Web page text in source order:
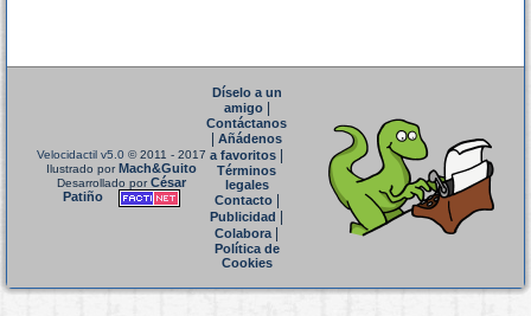
Velocidactil v5.0 © 2011 - 2017
Ilustrado porMach&Guito
Desarrollado porCésar
Patiño
Díselo a un
amigo|
Contáctanos
Añádenos
a favoritos
Términos
legales
Contacto|
Publicidad
Colabora|
Política de
Cookies